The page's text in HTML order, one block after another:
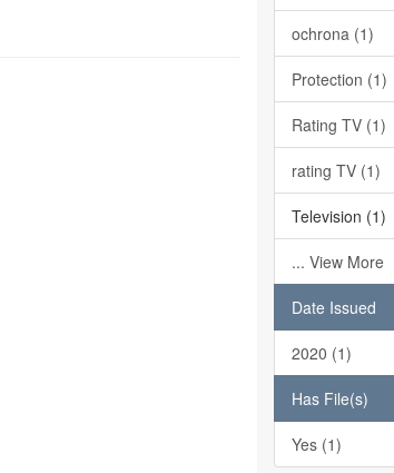
ochrona (1)
Protection (1)
Rating TV (1)
rating TV (1)
Television (1)
... View More
Date Issued
2020 (1)
Has File(s)
Yes (1)